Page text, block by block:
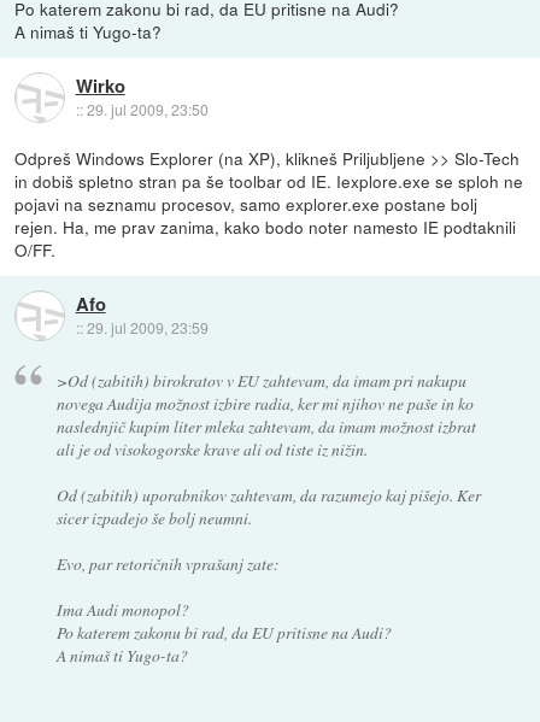
Po katerem zakonu bi rad, da EU pritisne na Audi?
A nimaš ti Yugo-ta?
Wirko
::29. jul 2009, 23:50
Odpreš Windows Explorer (na XP), klikneš Priljubljene >> Slo-Tech
in dobiš spletno stran pa še toolbar od IE. Iexplore.exe se sploh ne
pojavi na seznamu procesov, samo explorer.exe postane bolj
rejen. Ha, me prav zanima, kako bodo noter namesto IE podtaknili
O/FF.
Afo
::29. jul 2009, 23:59
>Od (zabitih) birokratov v EU zahtevam, da imam pri nakupu
novega Audija možnost izbire radia, ker mi njihov ne paše in ko
naslednjič kupim liter mleka zahtevam, da imam možnost izbrat
ali je od visokogorske krave ali od tiste iz nižin.
Od (zabitih) uporabnikov zahtevam, da razumejo kaj pišejo. Ker
sicer izpadejo še bolj neumni.
Evo, par retoričnih vprašanj zate:
Ima Audi monopol?
Po katerem zakonu bi rad, da EU pritisne na Audi?
A nimaš ti Yugo-ta?